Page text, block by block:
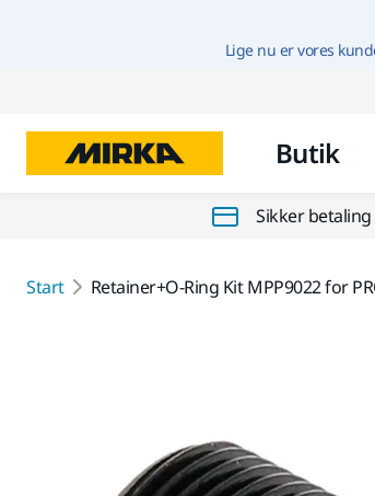
Lige nu er vores
Butik
Sikker
Start Retainer+O-Ring Kit MPP9022 for